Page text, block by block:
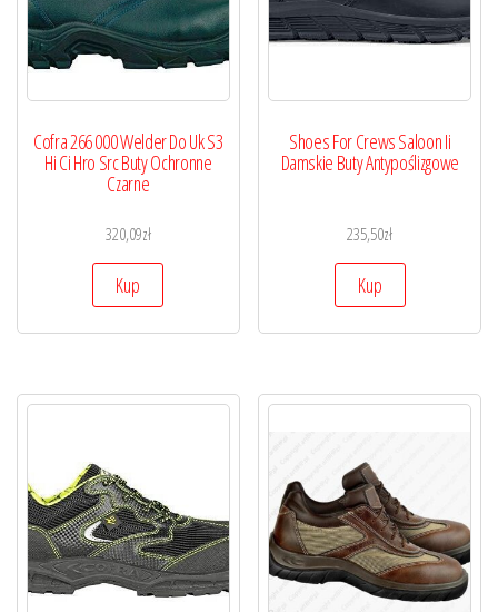
Cofra 266 000 Welder Do Uk S3
Hi Ci Hro Src Buty Ochronne
Czarne
320,09zł
Kup
Shoes For Crews Saloon Ii
Damskie Buty Antypoślizgowe
235,50zł
Kup